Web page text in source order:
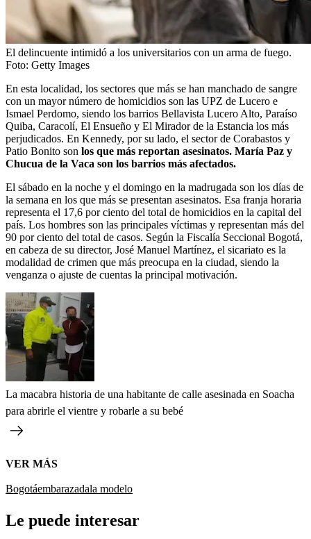
El delincuente intimidó a los universitarios con un arma de fuego.
Foto: Getty Images
En esta localidad, los sectores que más se han manchado de sangre
con un mayor número de homicidios son las UPZ de Lucero e
Ismael Perdomo, siendo los barrios Bellavista Lucero Alto, Paraíso
Quiba, Caracolí, El Ensueño y El Mirador de la Estancia los más
perjudicados. En Kennedy, por su lado, el sector de Corabastos y
Patio Bonito son los que más reportan asesinatos. María Paz y
Chucua de la Vaca son los barrios más afectados.
El sábado en la noche y el domingo en la madrugada son los días de
la semana en los que más se presentan asesinatos. Esa franja horaria
representa el 17,6 por ciento del total de homicidios en la capital del
país. Los hombres son las principales víctimas y representan más del
90 por ciento del total de casos. Según la Fiscalía Seccional Bogotá,
en cabeza de su director, José Manuel Martínez, el sicariato es la
modalidad de crimen que más preocupa en la ciudad, siendo la
venganza o ajuste de cuentas la principal motivación.
La macabra historia de una habitante de calle asesinada en Soacha
para abrirle el vientre y robarle a su bebé
VER MÁS
Bogotáembarazadala modelo
Le puede interesar